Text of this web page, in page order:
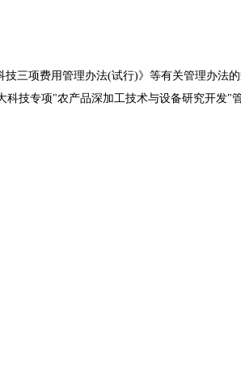
三项费用管理办法(试行)》等有关管理办法
技专项"农产品深加工技术与设备研究开发"